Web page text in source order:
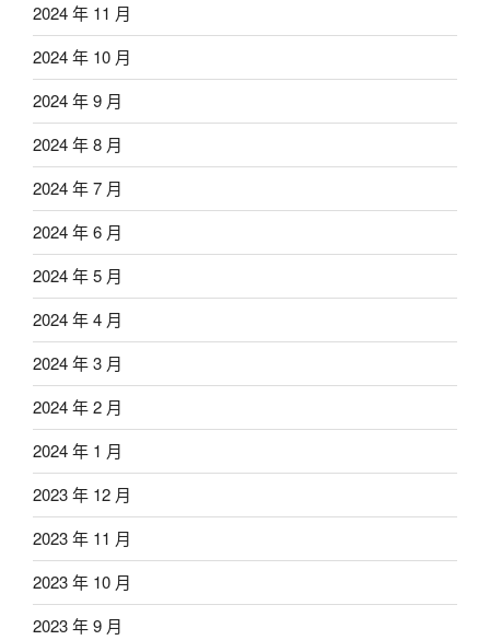
2024 年 11 月
2024 年 10 月
2024 年 9 月
2024 年 8 月
2024 年 7 月
2024 年 6 月
2024 年 5 月
2024 年 4 月
2024 年 3 月
2024 年 2 月
2024 年 1 月
2023 年 12 月
2023 年 11 月
2023 年 10 月
2023 年 9 月